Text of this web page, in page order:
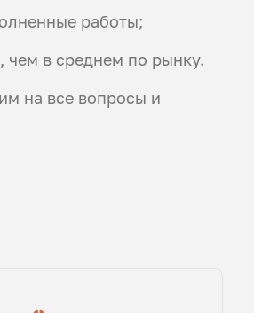
работы;
чем в среднем по рынку.
на все вопросы и